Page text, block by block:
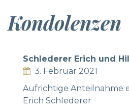
Kondolenzen
Schlederer Erich und
3. Februar 2021
Aufrichtige Anteilnahme
Erich Schlederer